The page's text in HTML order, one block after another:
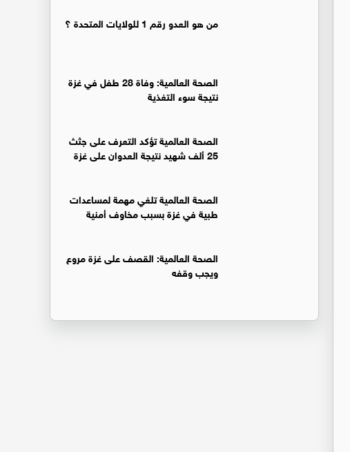
من هو العدو رقم 1 للولايات المتحدة ؟
الصحة العالمية: وفاة 28 طفل في غزة
نتيجة سوء التغذية
الصحة العالمية تؤكد التعرف على جثث
25 ألف شهيد نتيجة العدوان على غزة
الصحة العالمية تلغي مهمة لمساعدات
طبية في غزة بسبب مخاوف أمنية
الصحة العالمية: القصف على غزة مروع
ويجب وقفه